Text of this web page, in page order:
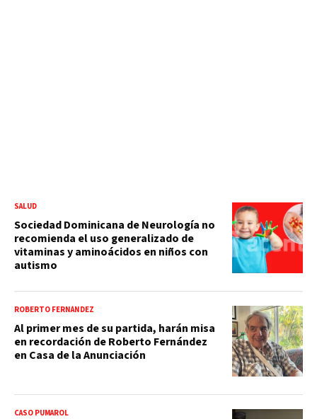
SALUD
Sociedad Dominicana de Neurología no
recomienda el uso generalizado de
vitaminas y aminoácidos en niños con
autismo
ROBERTO FERNÁNDEZ
Al primer mes de su partida, harán misa
en recordación de Roberto Fernández
en Casa de la Anunciación
CASO PUMAROL